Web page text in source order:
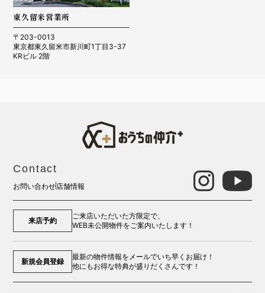
東久留米営業所
〒203-0013
東京都東久留米市新川町1丁目3-37
KRビル 2階
Contact
お問い合わせ店舗情報
来店予約
ご来店いただいた方限定で、
WEB未公開物件をご案内いたします！
新規会員登録
最新の物件情報をメールでいち早くお届け！
他にもお得な特典が盛りだくさんです！